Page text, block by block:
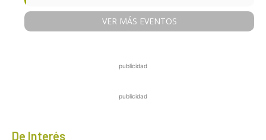
VER MÁS EVENTOS
publicidad
publicidad
De Interés